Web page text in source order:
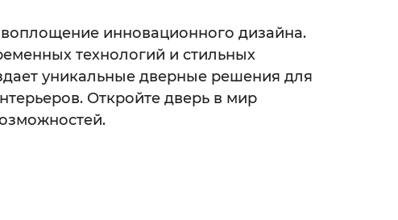
инновационного дизайна.
технологий и стильных
уникальные дверные решения для
Откройте дверь в мир